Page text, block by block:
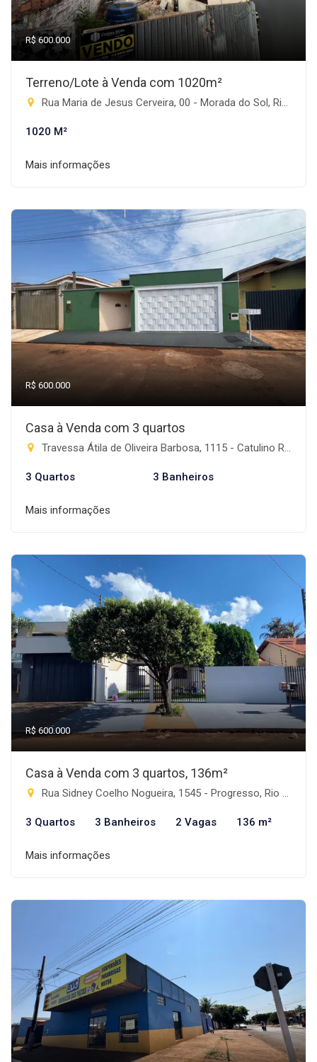
R$ 600.000
Terreno/Lote à Venda com 1020m²
Rua Maria de Jesus Cerveira, 00 - Morada do Sol, Rio Brilhante-MS
1020 M²
Mais informações
R$ 600.000
Casa à Venda com 3 quartos
Travessa Átila de Oliveira Barbosa, 1115 - Catulino Rodrigues de Lima, Rio Brilhante-MS
3 Quartos 3 Banheiros
Mais informações
R$ 600.000
Casa à Venda com 3 quartos, 136m²
Rua Sidney Coelho Nogueira, 1545 - Progresso, Rio Brilhante-MS
3 Quartos 3 Banheiros 2 Vagas 136 m²
Mais informações